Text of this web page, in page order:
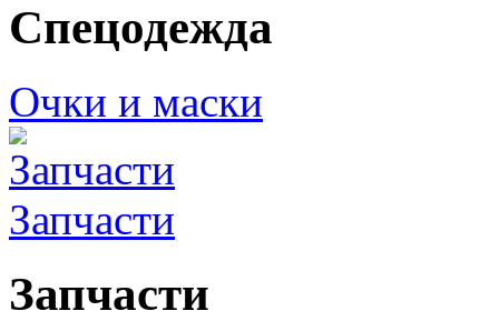
Спецодежда
Очки и маски
Запчасти
Запчасти